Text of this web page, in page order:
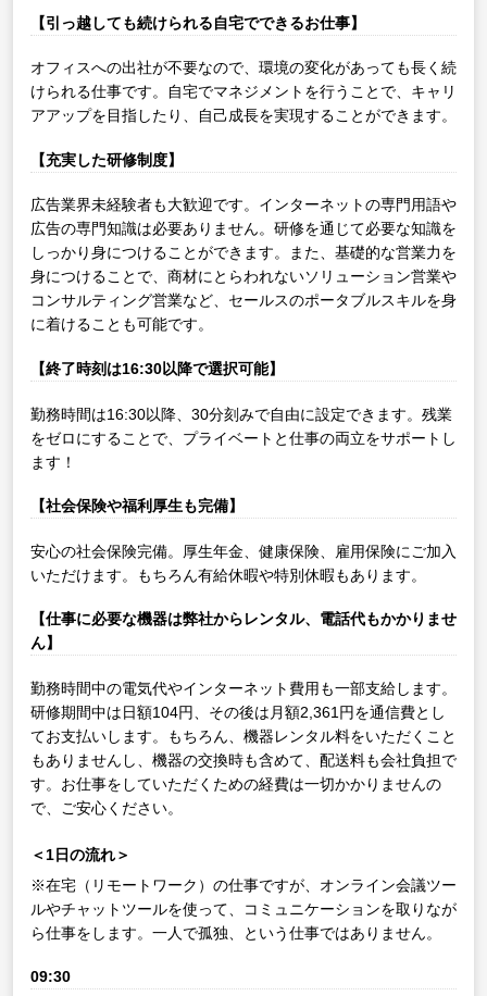
【引っ越しても続けられる自宅でできるお仕事】
オフィスへの出社が不要なので、環境の変化があっても長く続
けられる仕事です。自宅でマネジメントを行うことで、キャリ
アアップを目指したり、自己成長を実現することができます。
【充実した研修制度】
広告業界未経験者も大歓迎です。インターネットの専門用語や
広告の専門知識は必要ありません。研修を通じて必要な知識を
しっかり身につけることができます。また、基礎的な営業力を
身につけることで、商材にとらわれないソリューション営業や
コンサルティング営業など、セールスのポータブルスキルを身
に着けることも可能です。
【終了時刻は16:30以降で選択可能】
勤務時間は16:30以降、30分刻みで自由に設定できます。残業
をゼロにすることで、プライベートと仕事の両立をサポートし
ます！
【社会保険や福利厚生も完備】
安心の社会保険完備。厚生年金、健康保険、雇用保険にご加入
いただけます。もちろん有給休暇や特別休暇もあります。
【仕事に必要な機器は弊社からレンタル、電話代もかかりませ
ん】
勤務時間中の電気代やインターネット費用も一部支給します。
研修期間中は日額104円、その後は月額2,361円を通信費とし
てお支払いします。もちろん、機器レンタル料をいただくこと
もありませんし、機器の交換時も含めて、配送料も会社負担で
す。お仕事をしていただくための経費は一切かかりませんの
で、ご安心ください。
＜1日の流れ＞
※在宅（リモートワーク）の仕事ですが、オンライン会議ツー
ルやチャットツールを使って、コミュニケーションを取りなが
ら仕事をします。一人で孤独、という仕事ではありません。
09:30